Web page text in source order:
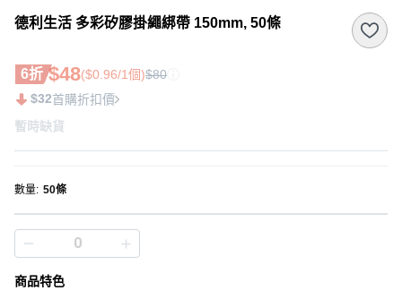
德利生活 多彩矽膠掛繩綁帶 150mm, 50條
6折 $48($0.96/1個)$80
$32首購折扣價
暫時缺貨
數量: 50條
商品特色